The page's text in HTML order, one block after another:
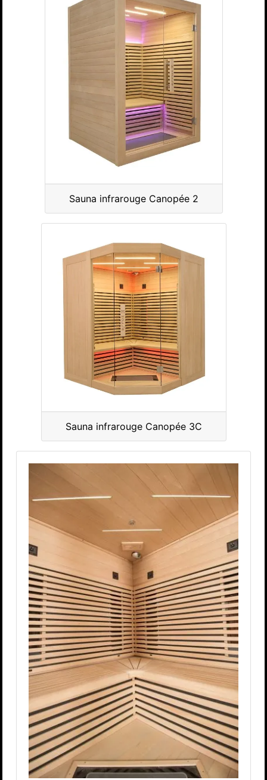
Sauna infrarouge Canopée 2
Sauna infrarouge Canopée 3C